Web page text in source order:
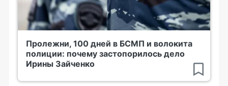
Пролежни, 100 дней в БСМП и волокита
полиции: почему застопорилось дело
Ирины Зайченко